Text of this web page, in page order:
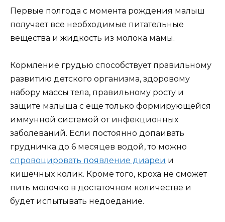
Первые полгода с момента рождения малыш
получает все необходимые питательные
вещества и жидкость из молока мамы.
Кормление грудью способствует правильному
развитию детского организма, здоровому
набору массы тела, правильному росту и
защите малыша с еще только формирующейся
иммунной системой от инфекционных
заболеваний. Если постоянно допаивать
грудничка до 6 месяцев водой, то можно
спровоцировать появление диареи и
кишечных колик. Кроме того, кроха не сможет
пить молочко в достаточном количестве и
будет испытывать недоедание.